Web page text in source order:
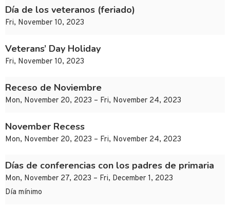
Día de los veteranos (feriado)
Fri, November 10, 2023
Veterans’ Day Holiday
Fri, November 10, 2023
Receso de Noviembre
Mon, November 20, 2023 – Fri, November 24, 2023
November Recess
Mon, November 20, 2023 – Fri, November 24, 2023
Días de conferencias con los padres de primaria
Mon, November 27, 2023 – Fri, December 1, 2023
Día mínimo